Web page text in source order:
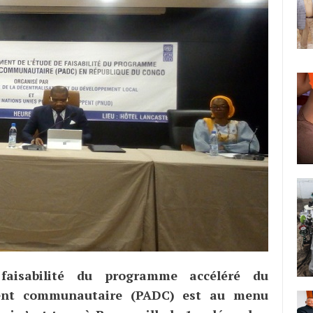
du programme accéléré du
communautaire (PADC) est au menu